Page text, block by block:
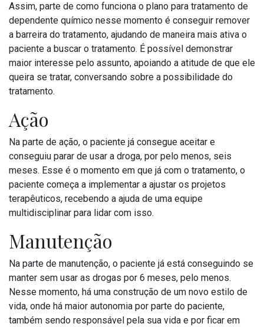
Assim, parte de como funciona o plano para tratamento de
dependente químico nesse momento é conseguir remover
a barreira do tratamento, ajudando de maneira mais ativa o
paciente a buscar o tratamento. É possível demonstrar
maior interesse pelo assunto, apoiando a atitude de que ele
queira se tratar, conversando sobre a possibilidade do
tratamento.
Ação
Na parte de ação, o paciente já consegue aceitar e
conseguiu parar de usar a droga, por pelo menos, seis
meses. Esse é o momento em que já com o tratamento, o
paciente começa a implementar a ajustar os projetos
terapêuticos, recebendo a ajuda de uma equipe
multidisciplinar para lidar com isso.
Manutenção
Na parte de manutenção, o paciente já está conseguindo se
manter sem usar as drogas por 6 meses, pelo menos.
Nesse momento, há uma construção de um novo estilo de
vida, onde há maior autonomia por parte do paciente,
também sendo responsável pela sua vida e por ficar em